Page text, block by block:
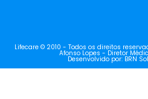
Lifecare © 2010 - Todos os direitos
Afonso Lopes - Diretor
Desenvolvido por: BRN